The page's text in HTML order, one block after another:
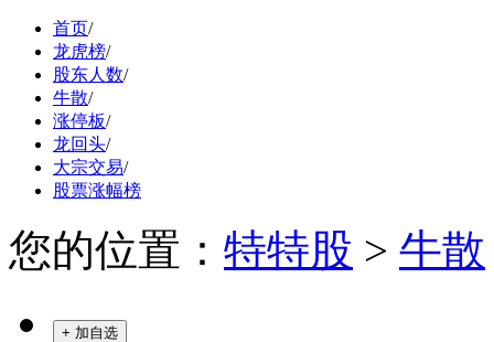
首页/
龙虎榜/
股东人数/
牛散/
涨停板/
龙回头/
大宗交易/
股票涨幅榜
您的位置： 特特股 > 牛散
+ 加自选